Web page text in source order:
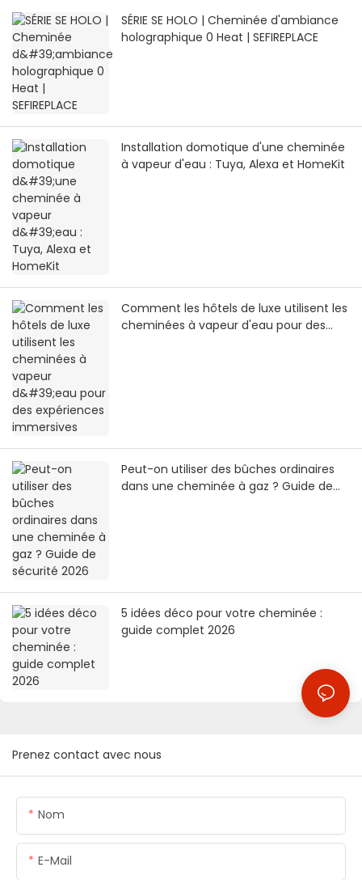
SÉRIE SE HOLO | Cheminée d'ambiance
holographique 0 Heat | SEFIREPLACE
Installation domotique d'une cheminée
à vapeur d'eau : Tuya, Alexa et HomeKit
Comment les hôtels de luxe utilisent les
cheminées à vapeur d'eau pour des
Peut-on utiliser des bûches ordinaires
dans une cheminée à gaz ? Guide de
5 idées déco pour votre cheminée :
guide complet 2026
Prenez contact avec nous
Nom
E-Mail